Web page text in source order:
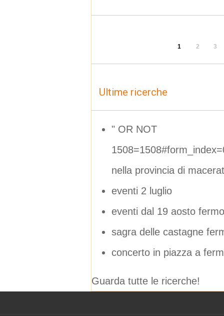
1 2 3
Ultime ricerche
" OR NOT
nella provincia di
eventi 2 luglio
eventi dal 19 aosto
sagra delle castagne
concerto in piazza a
Guarda tutte le ricerche!